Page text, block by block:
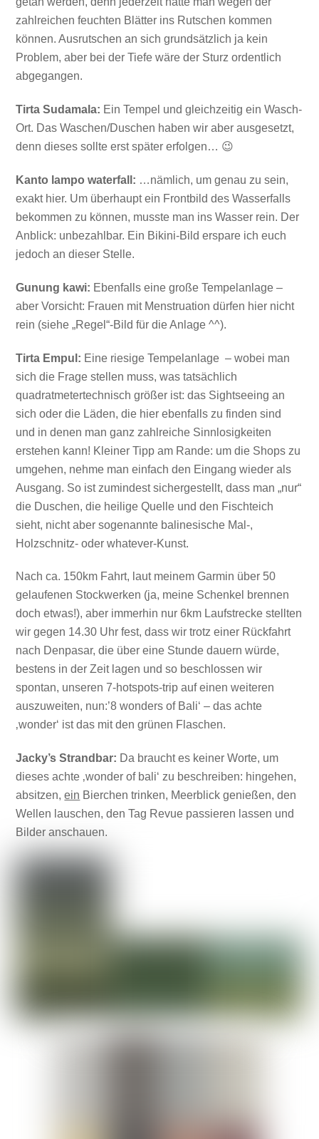
zahlreichen feuchten Blätter ins Rutschen kommen
können. Ausrutschen an sich grundsätzlich ja kein
Problem, aber bei der Tiefe wäre der Sturz ordentlich
abgegangen.
Tirta Sudamala: Ein Tempel und gleichzeitig ein Wasch-
Ort. Das Waschen/Duschen haben wir aber ausgesetzt,
denn dieses sollte erst später erfolgen… 😉
Kanto lampo waterfall: …nämlich, um genau zu sein,
exakt hier. Um überhaupt ein Frontbild des Wasserfalls
bekommen zu können, musste man ins Wasser rein. Der
Anblick: unbezahlbar. Ein Bikini-Bild erspare ich euch
jedoch an dieser Stelle.
Gunung kawi: Ebenfalls eine große Tempelanlage –
aber Vorsicht: Frauen mit Menstruation dürfen hier nicht
rein (siehe „Regel“-Bild für die Anlage ^^).
Tirta Empul: Eine riesige Tempelanlage – wobei man
sich die Frage stellen muss, was tatsächlich
quadratmetertechnisch größer ist: das Sightseeing an
sich oder die Läden, die hier ebenfalls zu finden sind
und in denen man ganz zahlreiche Sinnlosigkeiten
erstehen kann! Kleiner Tipp am Rande: um die Shops zu
umgehen, nehme man einfach den Eingang wieder als
Ausgang. So ist zumindest sichergestellt, dass man „nur“
die Duschen, die heilige Quelle und den Fischteich
sieht, nicht aber sogenannte balinesische Mal-,
Holzschnitz- oder whatever-Kunst.
Nach ca. 150km Fahrt, laut meinem Garmin über 50
gelaufenen Stockwerken (ja, meine Schenkel brennen
doch etwas!), aber immerhin nur 6km Laufstrecke stellten
wir gegen 14.30 Uhr fest, dass wir trotz einer Rückfahrt
nach Denpasar, die über eine Stunde dauern würde,
bestens in der Zeit lagen und so beschlossen wir
spontan, unseren 7-hotspots-trip auf einen weiteren
auszuweiten, nun:’8 wonders of Bali‘ – das achte
‚wonder‘ ist das mit den grünen Flaschen.
Jacky’s Strandbar: Da braucht es keiner Worte, um
dieses achte ‚wonder of bali‘ zu beschreiben: hingehen,
absitzen,ein Bierchen trinken, Meerblick genießen, den
Wellen lauschen, den Tag Revue passieren lassen und
Bilder anschauen.